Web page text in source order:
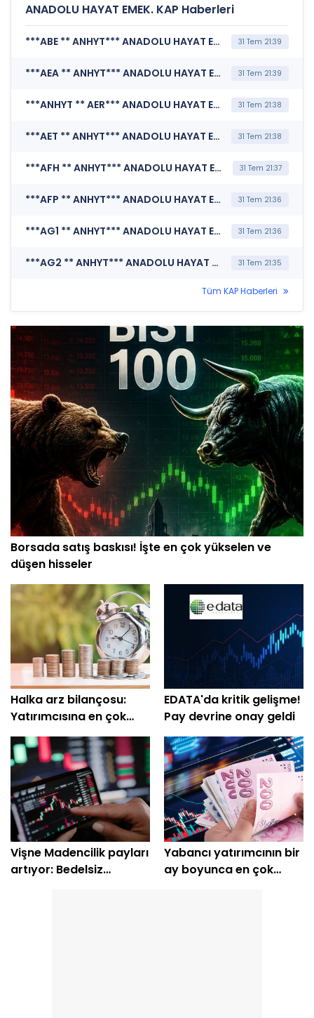
ANADOLU HAYAT EMEK. KAP Haberleri
***ABE ** ANHYT*** ANADOLU HAYAT EMEKLİLİK A.Ş. (Performans Sunum Raporu) 31 Tem 21:39
***AEA ** ANHYT*** ANADOLU HAYAT EMEKLİLİK A.Ş. (Performans Sunum Raporu) 31 Tem 21:39
***ANHYT ** AER*** ANADOLU HAYAT EMEKLİLİK A.Ş. (Performans Sunum Raporu) 31 Tem 21:38
***AET ** ANHYT*** ANADOLU HAYAT EMEKLİLİK A.Ş. (Performans Sunum Raporu) 31 Tem 21:38
***AFH ** ANHYT*** ANADOLU HAYAT EMEKLİLİK A.Ş. (Performans Sunum Raporu) 31 Tem 21:37
***AFP ** ANHYT*** ANADOLU HAYAT EMEKLİLİK A.Ş. (Performans Sunum Raporu) 31 Tem 21:36
***AG1 ** ANHYT*** ANADOLU HAYAT EMEKLİLİK A.Ş. (Performans Sunum Raporu) 31 Tem 21:36
***AG2 ** ANHYT*** ANADOLU HAYAT EMEKLİLİK A.Ş. (Performans Sunum Raporu) 31 Tem 21:35
Tüm KAP Haberleri
Borsada satış baskısı! İşte en çok yükselen ve
düşen hisseler
Halka arz bilançosu:
Yatırımcısına en çok
kazandıranlar belli oldu
EDATA'da kritik gelişme!
Pay devrine onay geldi
Vişne Madencilik payları
artıyor: Bedelsiz
Yabancı yatırımcının bir
ay boyunca en çok